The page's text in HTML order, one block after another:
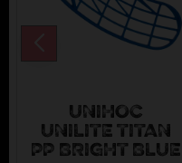
UNIHOC
UNILITE TITAN
PP BRIGHT BLUE